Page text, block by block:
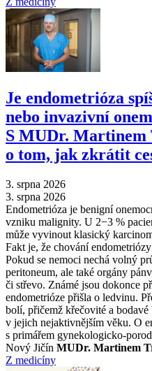
Je endometrióza
nebo invazivní
S MUDr. Martinem
o tom, jak zkrátit
3. srpna 2026
3. srpna 2026
Endometrióza je benigní
vzniku malignity. U 2−3 %
může vyvinout klasický
Fakt je, že chování
Pokud se nemoci nechá volný
peritoneum, ale také orgány
či střevo. Známé jsou dokonce
endometrióze přišla o ledvinu.
bolí, přičemž křečovité a
v jejich nejaktivnějším věku. O
s primářem gynekologicko-
Nový Jičín MUDr. Martinem
Z medicíny